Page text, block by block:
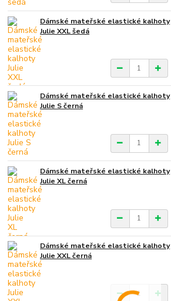
Dámské mateřské elastické kalhoty
Julie XXL šedá
Dámské mateřské elastické kalhoty
Julie S černá
Dámské mateřské elastické kalhoty
Julie XL černá
Dámské mateřské elastické kalhoty
Julie XXL černá